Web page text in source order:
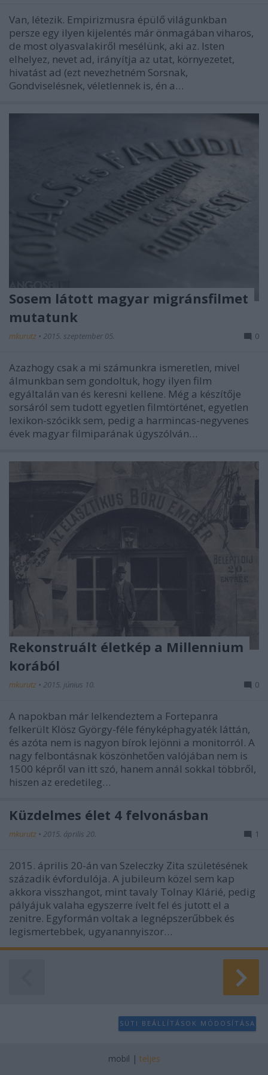
Van, létezik. Empirizmusra épülő világunkban
persze egy ilyen kijelentés már önmagában viharos,
de most olyasvalakiről mesélünk, aki az. Isten
elhelyez, nevet ad, irányítja az utat, környezetet,
hivatást ad (ezt nevezhetném Sorsnak,
Gondviselésnek, véletlennek is, én a…
Sosem látott magyar migránsfilmet
mutatunk
mkurutz • 2015. szeptember 05. 0
Azazhogy csak a mi számunkra ismeretlen, mivel
álmunkban sem gondoltuk, hogy ilyen film
egyáltalán van és keresni kellene. Még a készítője
sorsáról sem tudott egyetlen filmtörténet, egyetlen
lexikon-szócikk sem, pedig a harmincas-negyvenes
évek magyar filmiparának úgyszólván…
Rekonstruált életkép a Millennium
korából
mkurutz • 2015. június 10. 0
A napokban már lelkendeztem a Fortepanra
felkerült Klösz György-féle fényképhagyaték láttán,
és azóta nem is nagyon bírok lejönni a monitorról. A
nagy felbontásnak köszönhetően valójában nem is
1500 képről van itt szó, hanem annál sokkal többről,
hiszen az eredetileg…
Küzdelmes élet 4 felvonásban
mkurutz • 2015. április 20. 1
2015. április 20-án van Szeleczky Zita születésének
századik évfordulója. A jubileum közel sem kap
akkora visszhangot, mint tavaly Tolnay Klárié, pedig
pályájuk valaha egyszerre ívelt fel és jutott el a
zenitre. Egyformán voltak a legnépszerűbbek és
legismertebbek, ugyanannyiszor…
SÜTI BEÁLLÍTÁSOK MÓDOSÍTÁSA
mobil | teljes